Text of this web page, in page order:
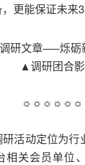
更能保证未来
▲调研团合影
☼☼☼☼☼☼
活动定位为行
相关会员单位